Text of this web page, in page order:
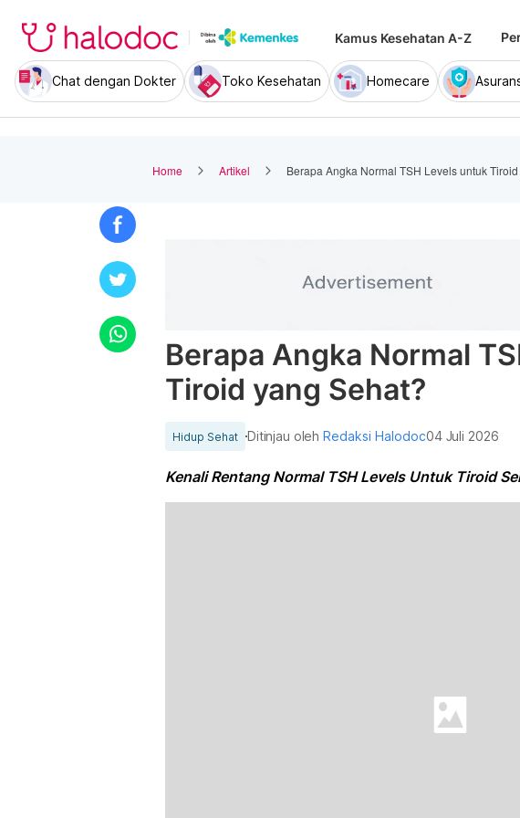
Kamus Kesehatan A-Z
Chat dengan Dokter Toko Kesehatan Homecare
Home Artikel Berapa Angka Normal TSH Levels untuk
Berapa Angka Normal
Tiroid yang Sehat?
Hidup Sehat Ditinjau olehRedaksi Halodoc04 Juli 2026
Kenali Rentang Normal TSH Levels Untuk Tiroid